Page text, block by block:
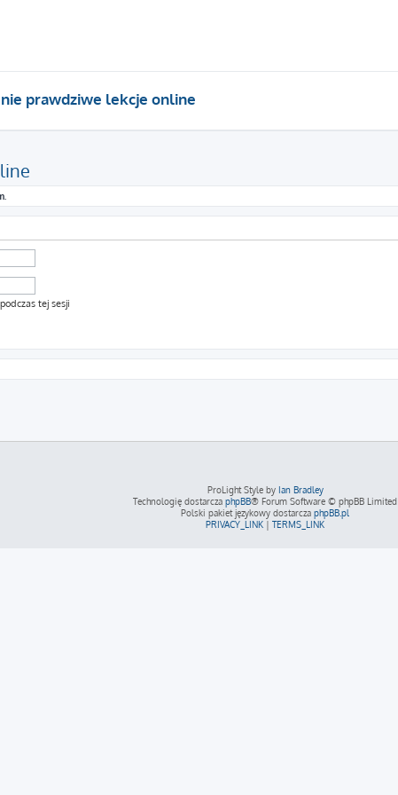
prawdziwe lekcje online
tej sesji
ProLight Style by Ian Bradley
Technologię dostarcza phpBB® Forum Software © phpBB Limited
Polski pakiet językowy dostarcza phpBB.pl
PRIVACY_LINK | TERMS_LINK